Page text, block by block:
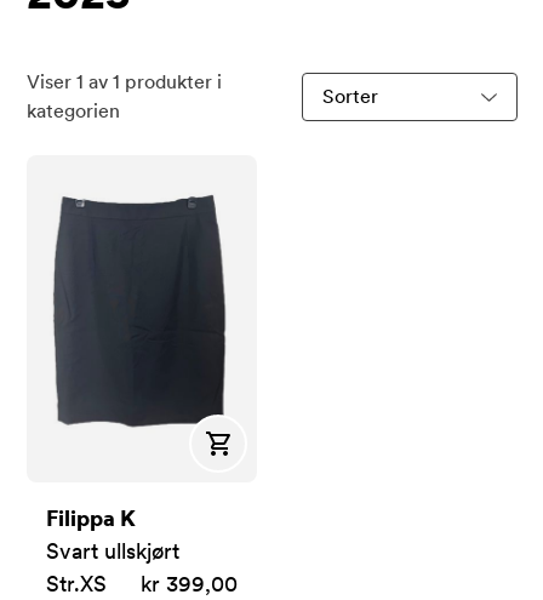
Viser 1 av 1 produkter i
kategorien
Sorter
produkter
Kjøp
Filippa K
Svart ullskjørt
Str.XS kr 399,00